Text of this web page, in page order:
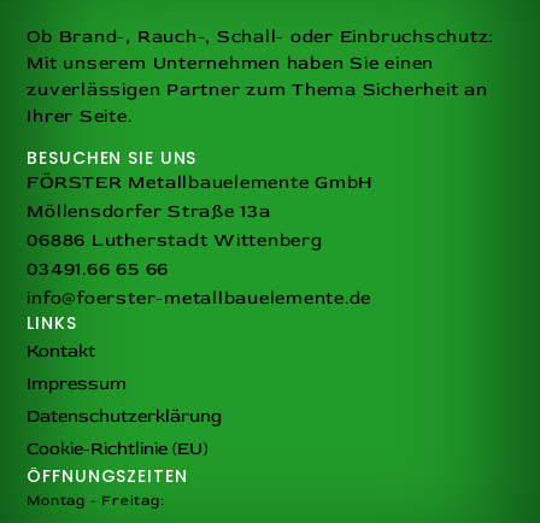
Ob Brand-, Rauch-, Schall- oder Einbruchschutz:
Mit unserem Unternehmen haben Sie einen
zuverlässigen Partner zum Thema Sicherheit an
Ihrer Seite.
BESUCHEN SIE UNS
FÖRSTER Metallbauelemente GmbH
Möllensdorfer Straße 13a
06886 Lutherstadt Wittenberg
03491.66 65 66
info@foerster-metallbauelemente.de
LINKS
Kontakt
Impressum
Datenschutzerklärung
Cookie-Richtlinie (EU)
ÖFFNUNGSZEITEN
Montag - Freitag: